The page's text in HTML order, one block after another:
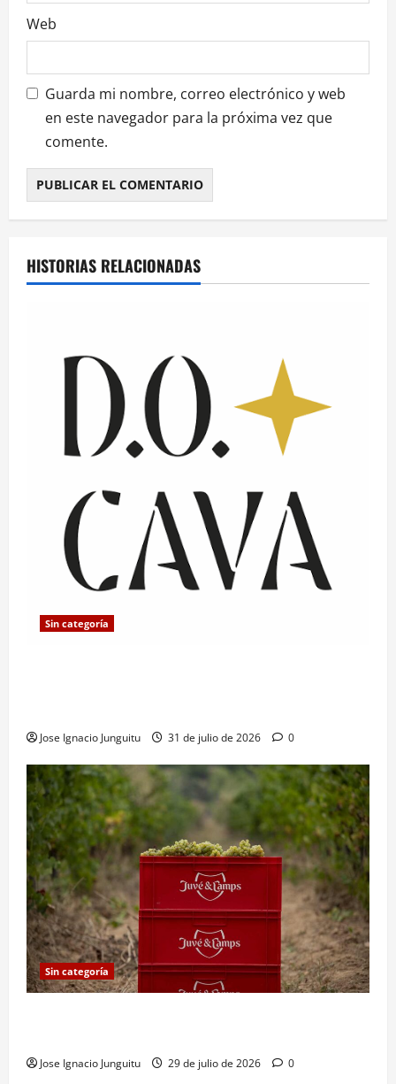
s
Web
Guarda mi nombre, correo electrónico y web
en este navegador para la próxima vez que
comente.
HISTORIAS RELACIONADAS
Sin categoría
Jose Ignacio Junguitu 31 de julio de 2026 0
Sin categoría
Jose Ignacio Junguitu 29 de julio de 2026 0